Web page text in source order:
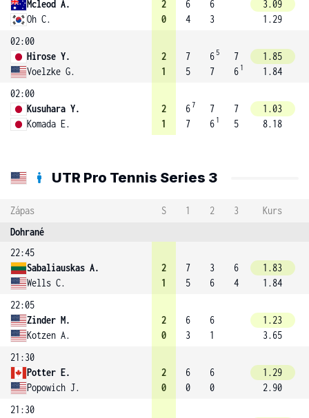
Mcleod A.
Oh C.
2
0
6
4
6
3
3.09
1.29
02:00
Hirose Y.
Voelzke G.
2
1
7
5
6 5
7
7
6 1
1.85
1.84
02:00
Kusuhara Y.
Komada E.
2
1
67
7
7
6 1
7
5
1.03
8.18
UTR Pro Tennis Series 3
Zápas S 1 2 3
Kurs
Dohrané
22:45
Sabaliauskas A.
Wells C.
2
1
7
5
3
6
6
4
1.83
1.84
22:05
Zinder M.
Kotzen A.
2
0
6
3
6
1
1.23
3.65
21:30
Potter E.
Popowich J.
2
0
6
0
6
0
1.29
2.90
21:30